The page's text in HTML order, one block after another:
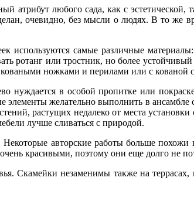
атрибут любого сада, как с эстетической,
очевидно, без мысли о людях. В то же
используются самые различные
ротанг или тростник, но более
ножками и перилами или с кованой
нуждается в особой пропитке или
элементы желательно выполнить в
растущих недалеко от места
лучше сливаться с природой.
авторские работы больше похожи
красивыми, поэтому они еще долго не
Скамейки незаменимы также на